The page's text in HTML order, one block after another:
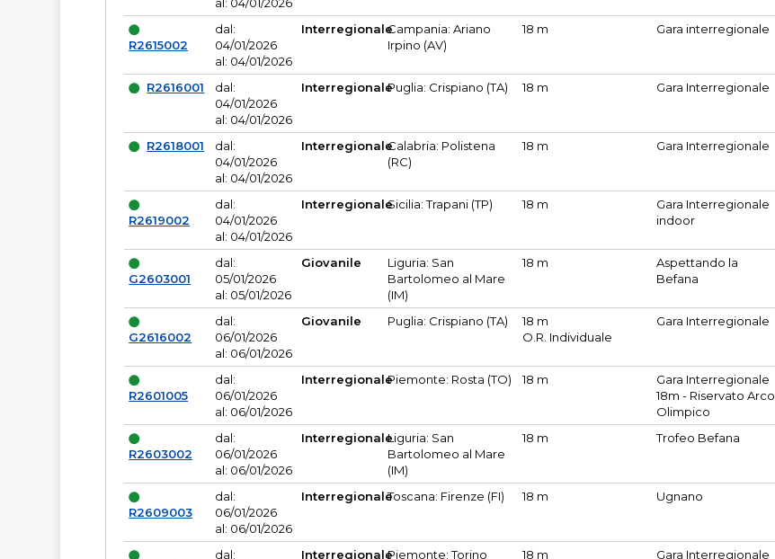
al: 04/01/2026
R2615002
dal:
04/01/2026
al: 04/01/2026
InterregionaleCampania: Ariano
Irpino (AV)
18 m Gara interregionale
R2616001
dal:
04/01/2026
al: 04/01/2026
InterregionalePuglia: Crispiano (TA) 18 m Gara Interregionale
R2618001
dal:
04/01/2026
al: 04/01/2026
InterregionaleCalabria: Polistena
(RC)
18 m Gara Interregionale
R2619002
dal:
04/01/2026
al: 04/01/2026
InterregionaleSicilia: Trapani (TP) 18 m
Gara Interregionale
indoor
G2603001
dal:
05/01/2026
al: 05/01/2026
Giovanile
Liguria: San
Bartolomeo al Mare
(IM)
18 m
Aspettando la
Befana
G2616002
dal:
06/01/2026
al: 06/01/2026
Giovanile Puglia: Crispiano (TA)
18 m
O.R. Individuale
Gara Interregionale
R2601005
dal:
06/01/2026
al: 06/01/2026
InterregionalePiemonte: Rosta (TO) 18 m
Gara Interregionale
18m - Riservato Arco
Olimpico
R2603002
dal:
06/01/2026
al: 06/01/2026
InterregionaleLiguria: San
Bartolomeo al Mare
(IM)
18 m Trofeo Befana
R2609003
dal:
06/01/2026
al: 06/01/2026
InterregionaleToscana: Firenze (FI) 18 m Ugnano
dal:
InterregionalePiemonte: Torino
18 m
Gara Interregionale